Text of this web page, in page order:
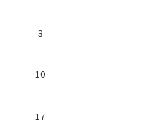
3
10
17